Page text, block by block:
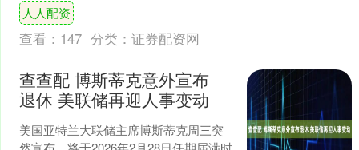
人人配资
查看： 147 分类： 证券配资网
查查配 博斯蒂克意外宣布
退休 美联储再迎人事变动
美国亚特兰大联储主席博斯蒂克周三突